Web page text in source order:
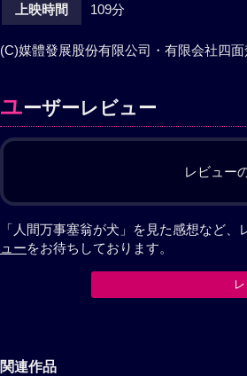
上映時間 109分
(C)媒體發展股份有限公司・有限会社四
ユーザーレビュー
レビュー
「人間万事塞翁が犬」を見た感想など
ューをお待ちしております。
関連作品